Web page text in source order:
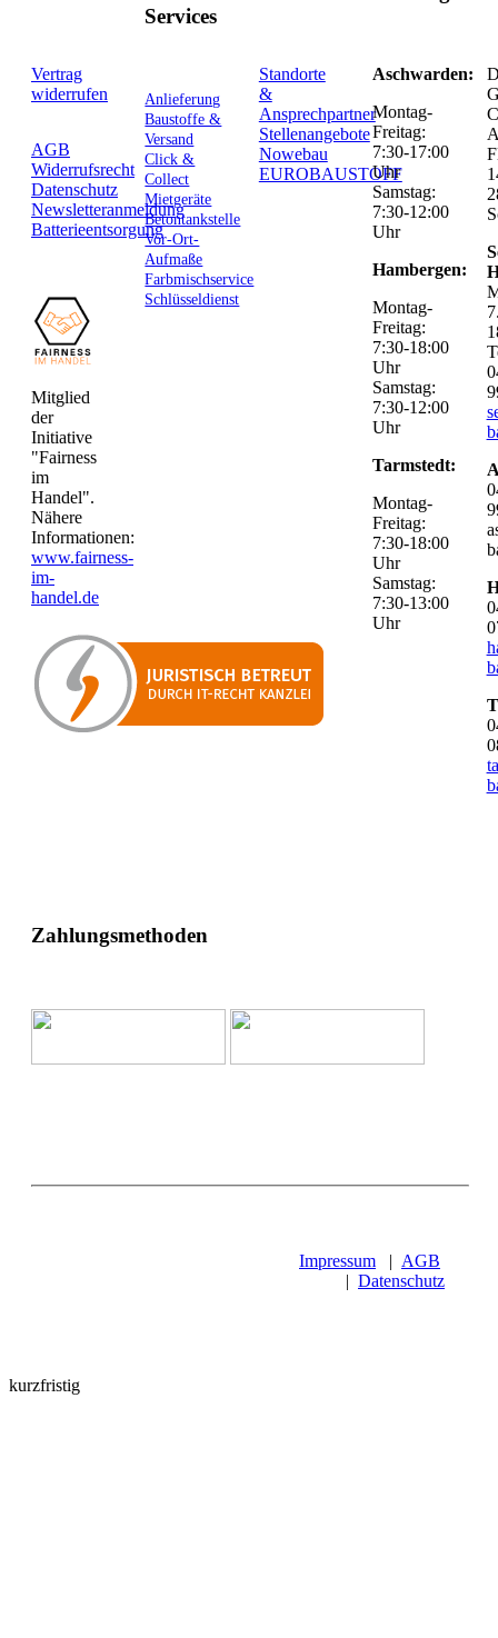
Vertrag
widerrufen
AGB
Widerrufsrecht
Datenschutz
Newsletteranmeldung
Batterieentsorgung
Mitglied
der
Initiative
"Fairness
im
Handel".
Nähere
Informationen:
www.fairness-
im-
handel.de
Services
Anlieferung
Baustoffe &
Versand
Click &
Collect
Mietgeräte
Betontankstelle
Vor-Ort-
Aufmaße
Farbmischservice
Schlüsseldienst
Standorte
&
Ansprechpartner
Stellenangebote
Nowebau
EUROBAUSTOFF
Aschwarden:
Montag-
Freitag:
7:30-17:00
Uhr
Samstag:
7:30-12:00
Uhr
Hambergen:
Montag-
Freitag:
7:30-18:00
Uhr
Samstag:
7:30-12:00
Uhr
Tarmstedt:
Montag-
Freitag:
7:30-18:00
Uhr
Samstag:
7:30-13:00
Uhr
Zahlungsmethoden
Impressum | AGB
| Datenschutz
kurzfristig